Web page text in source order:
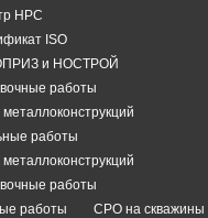
НРС
ISO
и НОСТРОЙ
работы
работы
работы
работы
СРО на скважины